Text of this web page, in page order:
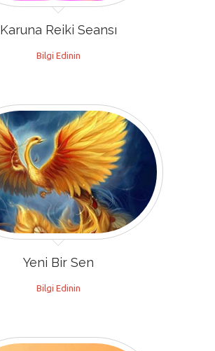
Karuna Reiki Seansı
Bilgi Edinin
Yeni Bir Sen
Bilgi Edinin